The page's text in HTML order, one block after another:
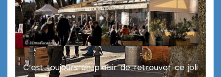
C’est toujours un plaisir de retrouver ce joli